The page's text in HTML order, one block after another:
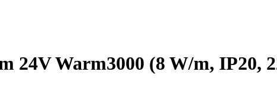
24V Warm3000 (8 W/m, IP20,